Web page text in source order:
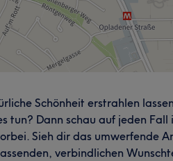
Schönheit erstrahlen
tun? Dann schau auf jeden Fall
Sieh dir das umwerfende
verbindlichen